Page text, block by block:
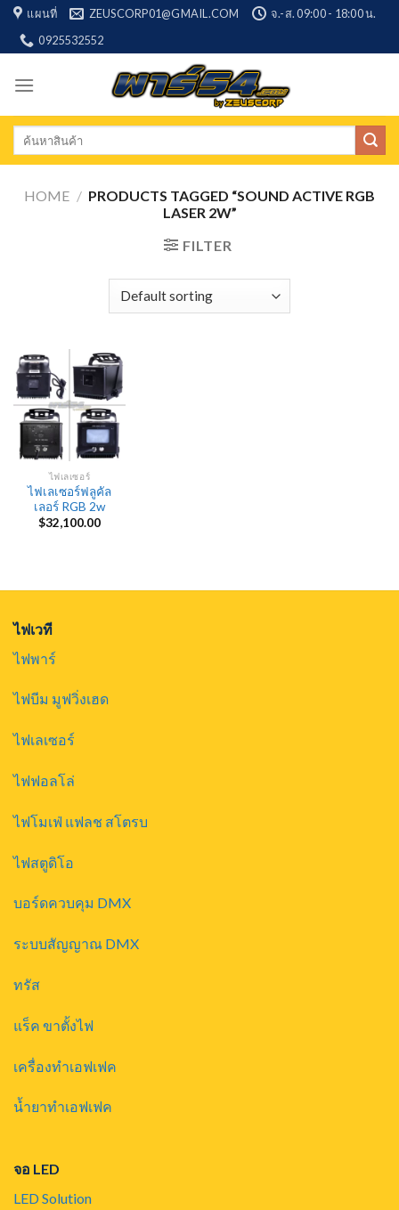
Skip
content
แผนที่ ZEUSCORP01@GMAIL.COM
จ.-ส. 09:00 - 18:00 น.
0925532552
Search
HOME / PRODUCTS TAGGED “SOUND ACTIVE RGB
LASER 2W”
FILTER
ไฟเลเซอร์
ไฟเลเซอร์ฟลูคัล
เลอร์ RGB 2w
$32,100.00
ไฟเวที
ไฟพาร์
ไฟบีม มูฟวิ่งเฮด
ไฟเลเซอร์
ไฟฟอลโล่
ไฟโมเฟ่ แฟลช สโตรบ
ไฟสตูดิโอ
บอร์ดควบคุม DMX
ระบบสัญญาณ DMX
ทรัส
แร็ค ขาตั้งไฟ
เครื่องทำเอฟเฟค
น้ำยาทำเอฟเฟค
จอ LED
LED Solution